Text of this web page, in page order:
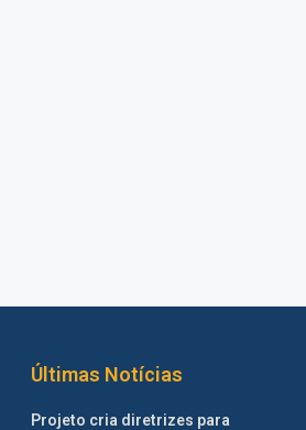
Últimas Notícias
Projeto cria diretrizes para